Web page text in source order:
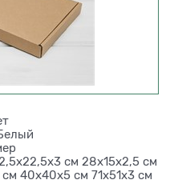
см 28х15х2,5 см
40х40х5 см 71х51х3 см